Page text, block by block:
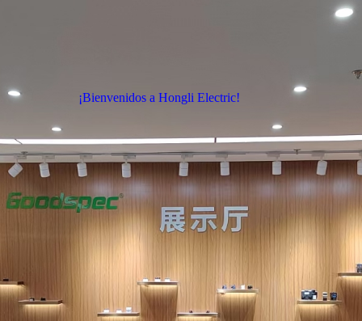
¡Bienvenidos a Hongli Electric!